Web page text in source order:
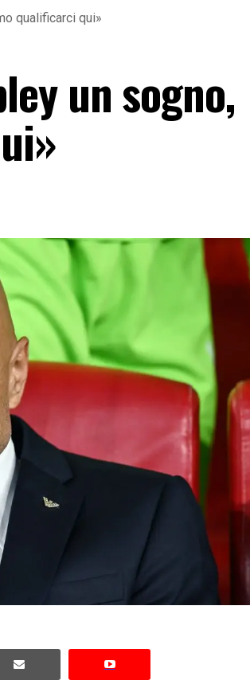
qualificarci qui»
un sogno,